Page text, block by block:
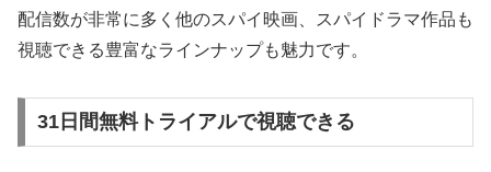
配信数が非常に多く他のスパイ映画、スパイドラマ作品も
視聴できる豊富なラインナップも魅力です。
31日間無料トライアルで視聴できる